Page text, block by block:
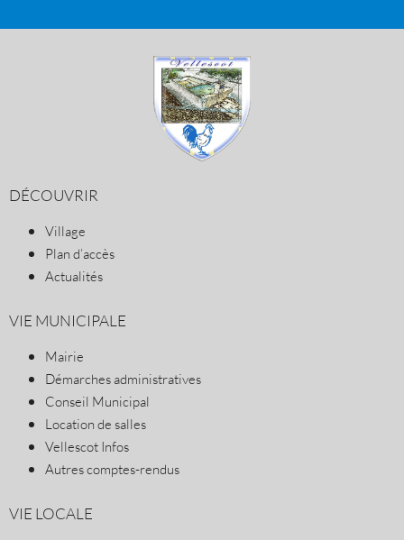
DÉCOUVRIR
Village
Plan d’accès
Actualités
VIE MUNICIPALE
Mairie
Démarches administratives
Conseil Municipal
Location de salles
Vellescot Infos
Autres comptes-rendus
VIE LOCALE